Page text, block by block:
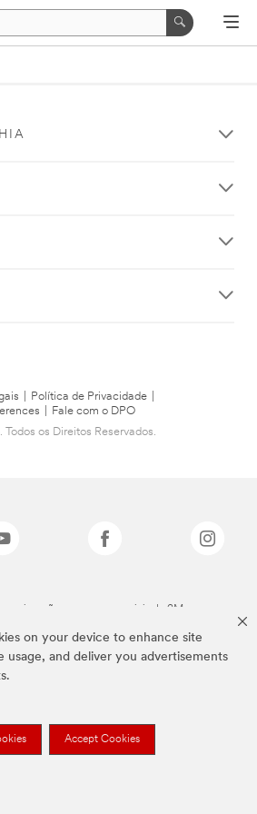
on your device to enhance site
usage, and deliver you advertisements
Accept Cookies
Política de Privacidade
Fale com o DPO
os Direitos Reservados.
a cima são marcas comerciais da 3M.